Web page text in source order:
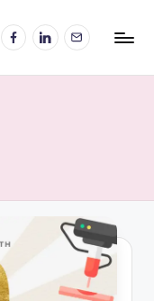
FacebookLinkedIn
電
子